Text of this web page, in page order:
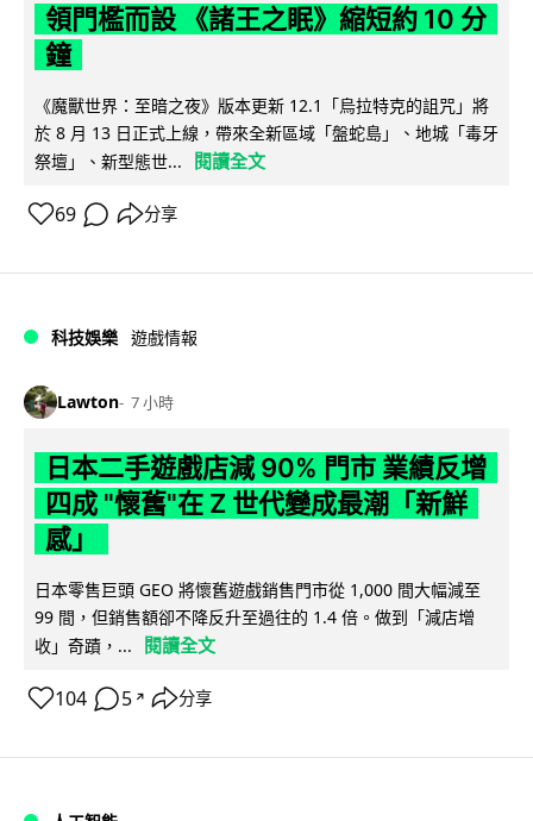
領門檻而設 《諸王之眠》縮短約 10 分
鐘
《魔獸世界：至暗之夜》版本更新 12.1「烏拉特克的詛咒」將
於 8 月 13 日正式上線，帶來全新區域「盤蛇島」、地城「毒牙
祭壇」、新型態世...
閱讀全文
69 分享
科技娛樂 遊戲情報
Lawton 7 小時
日本二手遊戲店減 90% 門市 業績反增
四成 "懷舊"在 Z 世代變成最潮「新鮮
感」
日本零售巨頭 GEO 將懷舊遊戲銷售門市從 1,000 間大幅減至
99 間，但銷售額卻不降反升至過往的 1.4 倍。做到「減店增
收」奇蹟，...
閱讀全文
104 5 ↗ 分享